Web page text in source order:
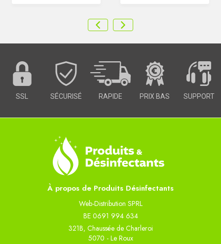
SSL SÉCURISÉ RAPIDE PRIX BAS SUPPORT
À propos de Produits Désinfectants
Web-Distribution SPRL
BE 0691 994 634
321B, Chaussée de Charleroi
5070 - Le Roux